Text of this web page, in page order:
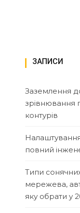
ЗАПИСИ
Заземлення
зрівнювання
контурів
повний
Типи
мережева,
яку обрати у